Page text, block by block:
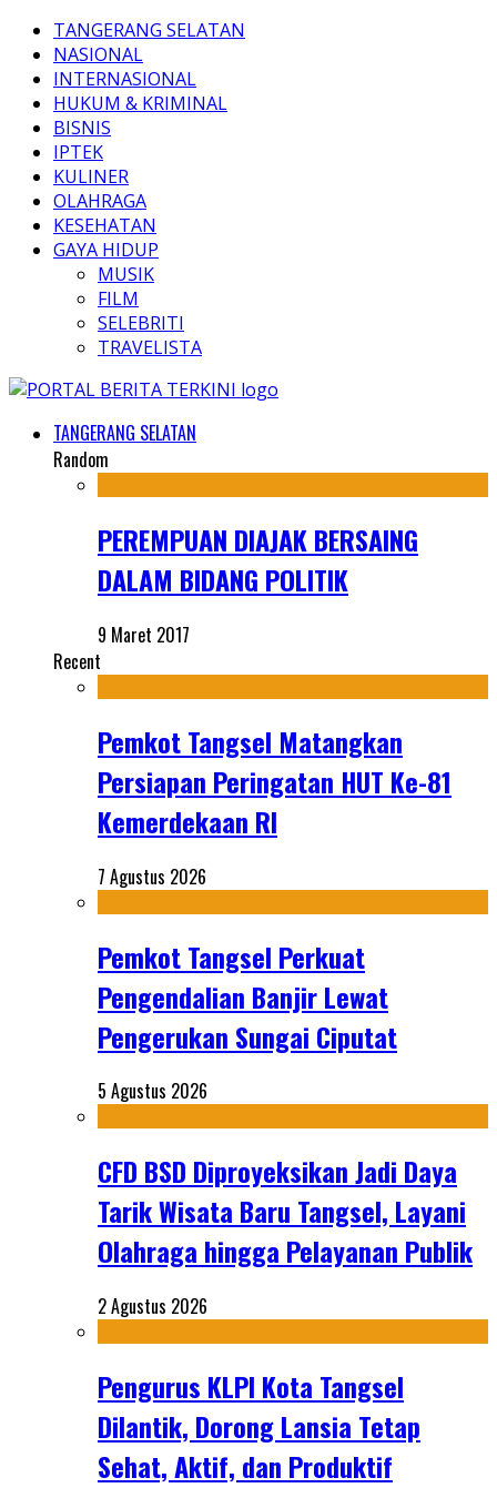
TANGERANG SELATAN
NASIONAL
INTERNASIONAL
HUKUM & KRIMINAL
BISNIS
IPTEK
KULINER
OLAHRAGA
KESEHATAN
GAYA HIDUP
MUSIK
FILM
SELEBRITI
TRAVELISTA
TANGERANG SELATAN
Random
PEREMPUAN DIAJAK BERSAING
DALAM BIDANG POLITIK
9 Maret 2017
Recent
Pemkot Tangsel Matangkan
Persiapan Peringatan HUT Ke-81
Kemerdekaan RI
7 Agustus 2026
Pemkot Tangsel Perkuat
Pengendalian Banjir Lewat
Pengerukan Sungai Ciputat
5 Agustus 2026
CFD BSD Diproyeksikan Jadi Daya
Tarik Wisata Baru Tangsel, Layani
Olahraga hingga Pelayanan Publik
2 Agustus 2026
Pengurus KLPI Kota Tangsel
Dilantik, Dorong Lansia Tetap
Sehat, Aktif, dan Produktif